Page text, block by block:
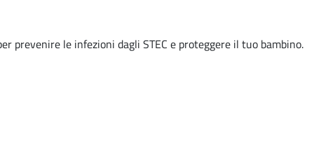
prevenire le infezioni dagli STEC e proteggere il tuo bambino.